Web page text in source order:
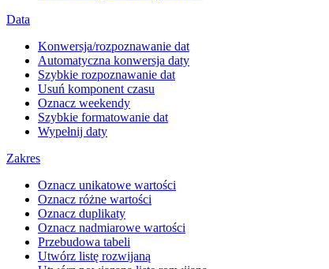
Data
Konwersja/rozpoznawanie dat
Automatyczna konwersja daty
Szybkie rozpoznawanie dat
Usuń komponent czasu
Oznacz weekendy
Szybkie formatowanie dat
Wypełnij daty
Zakres
Oznacz unikatowe wartości
Oznacz różne wartości
Oznacz duplikaty
Oznacz nadmiarowe wartości
Przebudowa tabeli
Utwórz listę rozwijaną